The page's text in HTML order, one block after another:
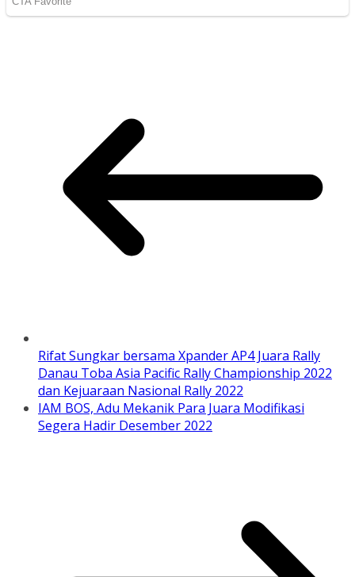
Rifat Sungkar bersama Xpander AP4 Juara Rally
Danau Toba Asia Pacific Rally Championship 2022
dan Kejuaraan Nasional Rally 2022
IAM BOS, Adu Mekanik Para Juara Modifikasi
Segera Hadir Desember 2022